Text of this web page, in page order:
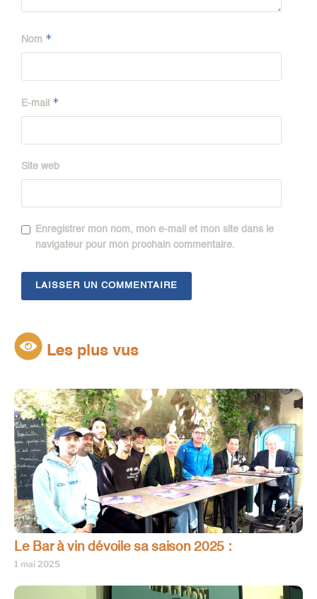
Nom *
E-mail *
Site web
Enregistrer mon nom, mon e-mail et mon site dans le
navigateur pour mon prochain commentaire.
Les plus vus
Le Bar à vin dévoile sa saison 2025 :
1 mai 2025